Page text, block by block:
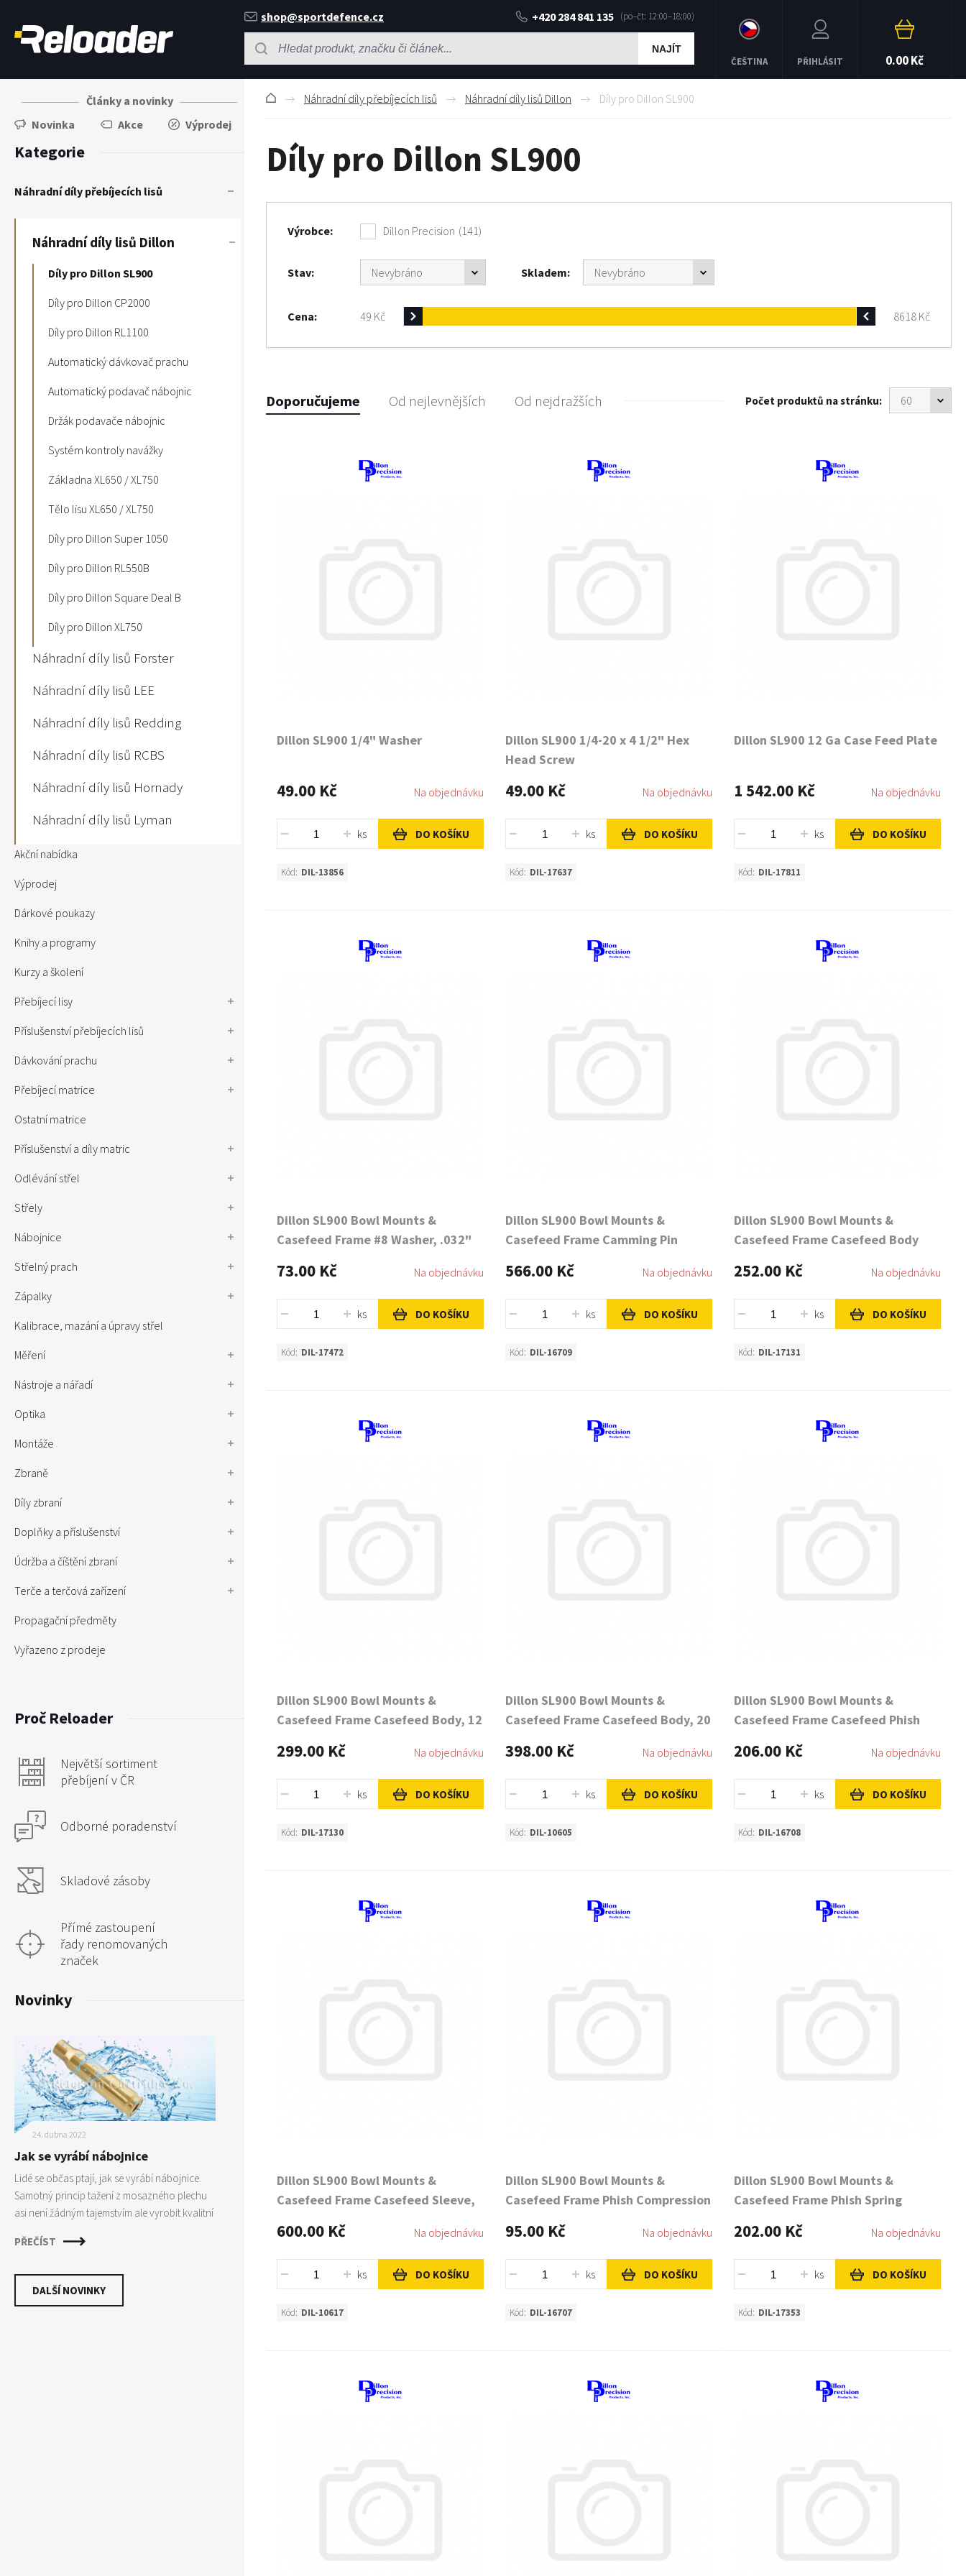
shop@sportdefence.cz +420 284 841 135
NAJÍT
ČEŠTINA PŘIHLÁSIT 0.00 Kč
Články a novinky
Novinka
Akce Výprodej
Kategorie
Náhradní díly přebíjecích lisů
Náhradní díly lisů Dillon
Díly pro Dillon SL900
Díly pro Dillon CP2000
Díly pro Dillon RL1100
Automatický dávkovač prachu
Automatický podavač nábojnic
Držák podavače nábojnic
Systém kontroly navážky
Základna XL650 / XL750
Tělo lisu XL650 / XL750
Díly pro Dillon Super 1050
Díly pro Dillon RL550B
Díly pro Dillon Square Deal B
Díly pro Dillon XL750
Náhradní díly lisů Forster
Náhradní díly lisů LEE
Náhradní díly lisů Redding
Náhradní díly lisů RCBS
Náhradní díly lisů Hornady
Náhradní díly lisů Lyman
Akční nabídka
Výprodej
Dárkové poukazy
Knihy a programy
Kurzy a školení
Přebíjecí lisy
Příslušenství přebíjecích lisů
Dávkování prachu
Přebíjecí matrice
Ostatní matrice
Příslušenství a díly matric
Odlévání střel
Střely
Nábojnice
Střelný prach
Zápalky
Kalibrace, mazání a úpravy střel
Měření
Nástroje a nářadí
Optika
Montáže
Zbraně
Díly zbraní
Doplňky a příslušenství
Údržba a číštění zbraní
Terče a terčová zařízení
Propagační předměty
Vyřazeno z prodeje
Proč Reloader
Největší sortiment
přebíjení v ČR
Odborné poradenství
Skladové zásoby
Přímé zastoupení
řady renomovaných
značek
Novinky
24. dubna 2022
Jak se vyrábí nábojnice
Lidé se občas ptají, jak se vyrábí nábojnice.
Samotný princip tažení z mosazného plechu
asi není žádným tajemstvím ale vyrobit kvalitní
mohlo zdát. Je zapotřebí mnoha kroků a
vytvoření kvalitní nábojnice, která poskytne
střelci maximální konzistenci. Pro osvětlení
PŘEČÍST
DALŠÍ NOVINKY
Náhradní díly přebíjecích lisů Náhradní díly lisů Dillon Díly pro Dillon SL900
Díly pro Dillon SL900
Výrobce Dillon Precision (141)
Stav Skladem
Cena 49 Kč 8618 Kč
Doporučujeme Od nejlevnějších Od nejdražších Počet produktů na stránku:
Dillon SL900 1/4" Washer
49.00 Kč Na objednávku
ks DO KOŠÍKU
Kód: DIL-13856
Dillon SL900 1/4-20 x 4 1/2" Hex
Head Screw
49.00 Kč Na objednávku
ks DO KOŠÍKU
Kód: DIL-17637
Dillon SL900 12 Ga Case Feed Plate
1 542.00 Kč Na objednávku
ks DO KOŠÍKU
Kód: DIL-17811
Dillon SL900 Bowl Mounts &
Casefeed Frame #8 Washer, .032"
73.00 Kč Na objednávku
ks DO KOŠÍKU
Kód: DIL-17472
Dillon SL900 Bowl Mounts &
Casefeed Frame Camming Pin
566.00 Kč Na objednávku
ks DO KOŠÍKU
Kód: DIL-16709
Dillon SL900 Bowl Mounts &
Casefeed Frame Casefeed Body
252.00 Kč Na objednávku
ks DO KOŠÍKU
Kód: DIL-17131
Dillon SL900 Bowl Mounts &
Casefeed Frame Casefeed Body, 12
299.00 Kč Na objednávku
ks DO KOŠÍKU
Kód: DIL-17130
Dillon SL900 Bowl Mounts &
Casefeed Frame Casefeed Body, 20
398.00 Kč Na objednávku
ks DO KOŠÍKU
Kód: DIL-10605
Dillon SL900 Bowl Mounts &
Casefeed Frame Casefeed Phish
206.00 Kč Na objednávku
ks DO KOŠÍKU
Kód: DIL-16708
Dillon SL900 Bowl Mounts &
Casefeed Frame Casefeed Sleeve,
600.00 Kč Na objednávku
ks DO KOŠÍKU
Kód: DIL-10617
Dillon SL900 Bowl Mounts &
Casefeed Frame Phish Compression
95.00 Kč Na objednávku
ks DO KOŠÍKU
Kód: DIL-16707
Dillon SL900 Bowl Mounts &
Casefeed Frame Phish Spring
202.00 Kč Na objednávku
ks DO KOŠÍKU
Kód: DIL-17353